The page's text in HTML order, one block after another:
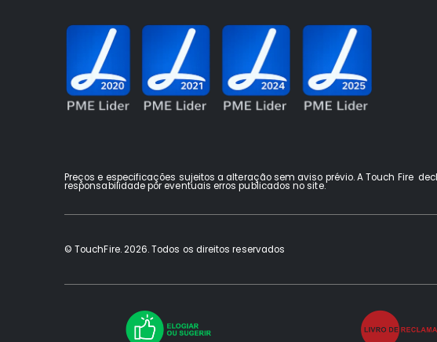
Preços e especificações sujeitos a alteração sem aviso prévio. A Touch Fire
responsabilidade por eventuais erros publicados no site.
© TouchFire. 2026. Todos os direitos reservados